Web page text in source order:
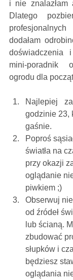
i nie znalazłam
Dlatego
dodałam
doświadczenia
mini-poradnik
ogrodu dla
Najlepiej
godzinie 23,
gaśnie.
Poproś
światła na
przy okazji
oglądanie
piwkiem ;)
Obserwuj
od źródeł
lub ścianą.
zbudować
słupków i
będziesz
oglądania